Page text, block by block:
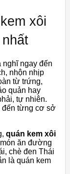
xôi
nghĩ ngay đến
nhộn nhịp
từ trứng,
quản hay
tự nhiên.
đến từng cơ sở
quán kem xôi
ăn đường
chè đen Thái
là quán kem